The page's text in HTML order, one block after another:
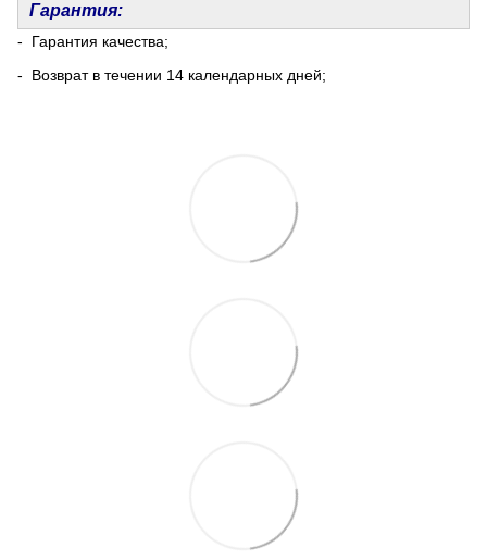
Гарантия:
- Гарантия качества;
- Возврат в течении 14 календарных дней;